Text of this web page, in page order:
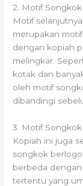
2. Motif
Motif
merupakan
dengan kopiah
melingkar.
kotak dan
oleh motif
dibandingi
3. Motif
Kopiah ini juga
songkok
berbeda
tertentu yang